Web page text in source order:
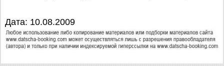
Дата: 10.08.2009